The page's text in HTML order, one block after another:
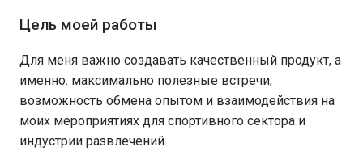
Цель моей работы
Для меня важно создавать качественный продукт, а
именно: максимально полезные встречи,
возможность обмена опытом и взаимодействия на
моих мероприятиях для спортивного сектора и
индустрии развлечений.